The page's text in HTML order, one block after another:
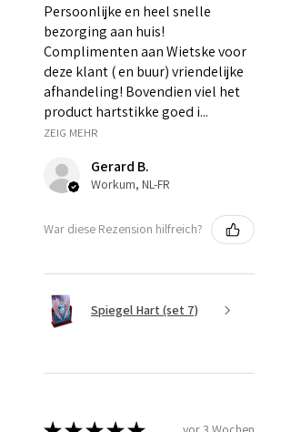
Persoonlijke en heel snelle
bezorging aan huis!
Complimenten aan Wietske voor
deze klant ( en buur) vriendelijke
afhandeling! Bovendien viel het
product hartstikke goed i...
ZEIG MEHR
Gerard B.
Workum, NL-FR
War diese Rezension hilfreich?
Spiegel Hart (set 7)